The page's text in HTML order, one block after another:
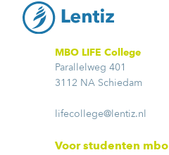
MBO LIFE College
Parallelweg 401
3112 NA Schiedam
lifecollege@lentiz.nl
Voor studenten mbo